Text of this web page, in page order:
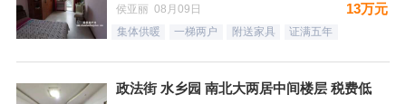
侯亚丽 08月09日
13万元
集体供暖 一梯两户 附送家具 证满五年
政法街 水乡园 南北大两居中间楼层 税费低